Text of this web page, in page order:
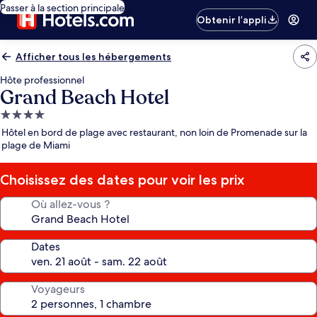
Passer à la section principale
Obtenir l’appli
Afficher tous les hébergements
Hôte professionnel
Grand Beach Hotel
Hébergement
4.0 étoiles
Hôtel en bord de plage avec restaurant, non loin de Promenade sur la
plage de Miami
Choisissez des dates pour voir les prix
Où allez-vous ?
Dates
Voyageurs